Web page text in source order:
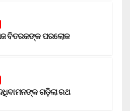
ବିତରକଙ୍କ ପରଲୋକ
ଗଡ଼ିଲା ରଥ